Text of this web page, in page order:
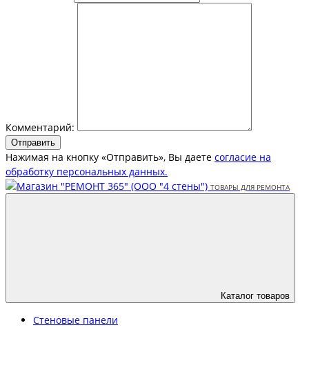
Комментарий:
Отправить
Нажимая на кнопку «Отправить», Вы даете согласие на
обработку персональных данных.
Каталог товаров
Стеновые панели